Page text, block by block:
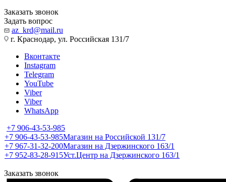
Заказать звонок
Задать вопрос
az_krd@mail.ru
г. Краснодар, ул. Российская 131/7
Вконтакте
Instagram
Telegram
YouTube
Viber
Viber
WhatsApp
+7 906-43-53-985
+7 906-43-53-985Магазин на Российской 131/7
+7 967-31-32-200Магазин на Дзержинского 163/1
+7 952-83-28-915Уст.Центр на Дзержинского 163/1
Заказать звонок